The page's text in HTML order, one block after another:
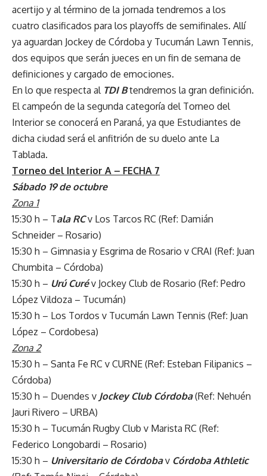
acertijo y al término de la jornada tendremos a los
cuatro clasificados para los playoffs de semifinales. Allí
ya aguardan Jockey de Córdoba y Tucumán Lawn Tennis,
dos equipos que serán jueces en un fin de semana de
definiciones y cargado de emociones.
En lo que respecta al TDI B tendremos la gran definición.
El campeón de la segunda categoría del Torneo del
Interior se conocerá en Paraná, ya que Estudiantes de
dicha ciudad será el anfitrión de su duelo ante La
Tablada.
Torneo del Interior A – FECHA 7
Sábado 19 de octubre
Zona 1
15:30 h – Tala RCv Los Tarcos RC (Ref: Damián
Schneider – Rosario)
15:30 h – Gimnasia y Esgrima de Rosario v CRAI (Ref: Juan
Chumbita – Córdoba)
15:30 h – Urú Curév Jockey Club de Rosario (Ref: Pedro
López Vildoza – Tucumán)
15:30 h – Los Tordos v Tucumán Lawn Tennis (Ref: Juan
López – Cordobesa)
Zona 2
15:30 h – Santa Fe RC v CURNE (Ref: Esteban Filipanics –
Córdoba)
15:30 h – Duendes v Jockey Club Córdoba(Ref: Nehuén
Jauri Rivero – URBA)
15:30 h – Tucumán Rugby Club v Marista RC (Ref:
Federico Longobardi – Rosario)
15:30 h – Universitario de Córdobav Córdoba Athletic